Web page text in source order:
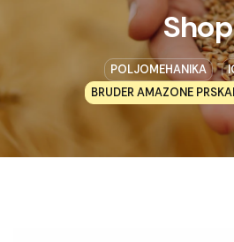
Shop
POLJOMEHANIKA
BRUDER AMAZONE